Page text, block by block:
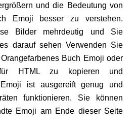
und die Bedeutung von
Emoji besser zu verstehen.
Bilder mehrdeutig und Sie
darauf sehen Verwenden Sie
Buch Emoji oder
HTML zu kopieren und
ist ausgereift genug und
funktionieren. Sie können
Emoji am Ende dieser Seite